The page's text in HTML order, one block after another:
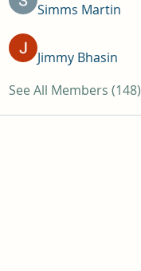
Simms Martin
Jimmy Bhasin
See All Members (148)